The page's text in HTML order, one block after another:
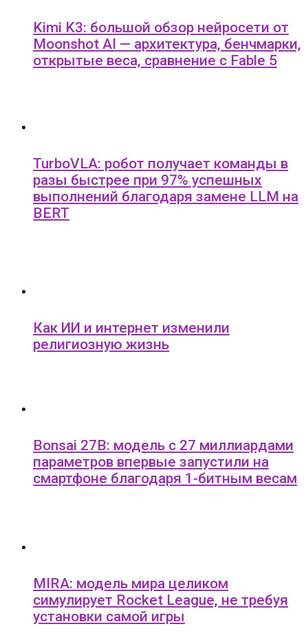
Kimi K3: большой обзор нейросети от
Moonshot AI — архитектура, бенчмарки,
открытые веса, сравнение с Fable 5
TurboVLA: робот получает команды в
разы быстрее при 97% успешных
выполнений благодаря замене LLM на
BERT
Как ИИ и интернет изменили
религиозную жизнь
Bonsai 27B: модель с 27 миллиардами
параметров впервые запустили на
смартфоне благодаря 1-битным весам
MIRA: модель мира целиком
симулирует Rocket League, не требуя
установки самой игры